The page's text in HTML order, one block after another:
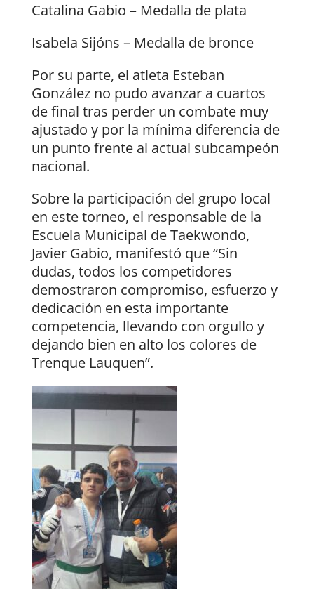
Catalina Gabio – Medalla de plata
Isabela Sijóns – Medalla de bronce
Por su parte, el atleta Esteban
González no pudo avanzar a cuartos
de final tras perder un combate muy
ajustado y por la mínima diferencia de
un punto frente al actual subcampeón
nacional.
Sobre la participación del grupo local
en este torneo, el responsable de la
Escuela Municipal de Taekwondo,
Javier Gabio, manifestó que “Sin
dudas, todos los competidores
demostraron compromiso, esfuerzo y
dedicación en esta importante
competencia, llevando con orgullo y
dejando bien en alto los colores de
Trenque Lauquen”.